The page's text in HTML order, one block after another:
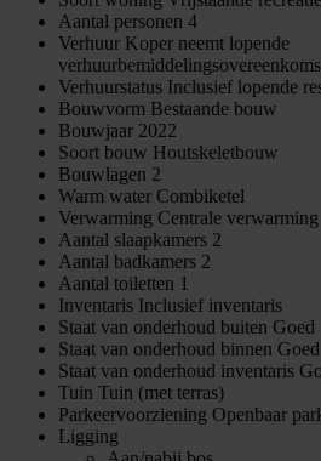
Aantal personen 4
Verhuur Koper neemt lopende
Verhuurstatus Inclusief lopende
Bouwvorm Bestaande bouw
Bouwjaar 2022
Soort bouw Houtskeletbouw
Bouwlagen 2
Warm water Combiketel
Verwarming Centrale verwarming
Aantal slaapkamers 2
Aantal badkamers 2
Aantal toiletten 1
Inventaris Inclusief inventaris
Staat van onderhoud buiten Goed
Staat van onderhoud binnen Goed
Staat van onderhoud inventaris
Tuin Tuin (met terras)
Parkeervoorziening Openbaar
Ligging